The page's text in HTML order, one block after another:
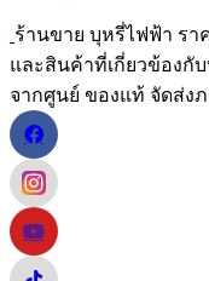
ร้านขาย บุหรี่ไฟฟ้า รา
และสินค้าที่เกี่ยวข้องกั
จากศูนย์ ของแท้ จัดส่ง